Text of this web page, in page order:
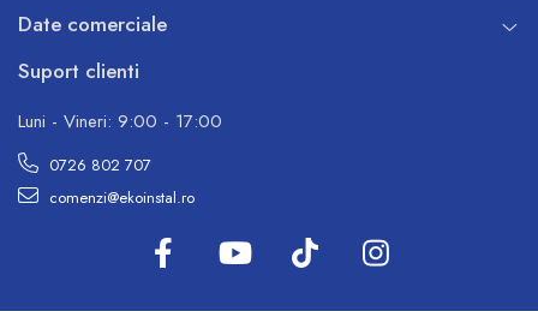
Date comerciale
Suport clienti
Luni - Vineri: 9:00 - 17:00
0726 802 707
comenzi@ekoinstal.ro